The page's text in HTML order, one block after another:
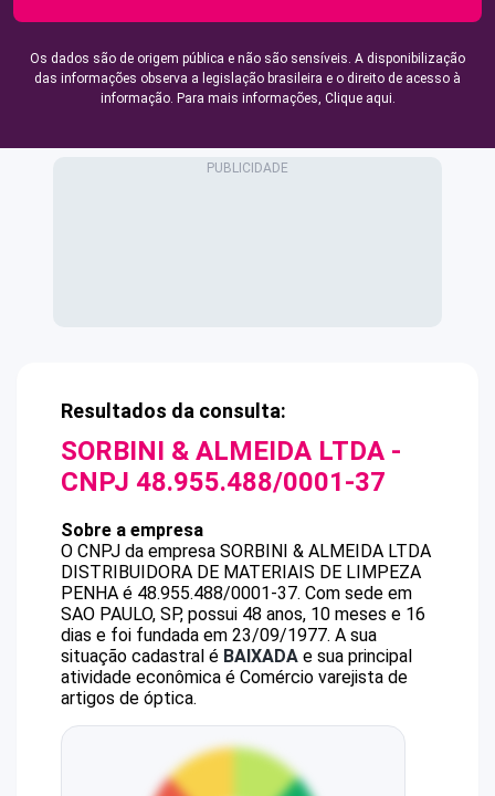
Os dados são de origem pública e não são sensíveis. A disponibilização
das informações observa a legislação brasileira e o direito de acesso à
informação. Para mais informações, Clique aqui.
Resultados da consulta:
SORBINI & ALMEIDA LTDA -
CNPJ 48.955.488/0001-37
Sobre a empresa
O CNPJ da empresa SORBINI & ALMEIDA LTDA
DISTRIBUIDORA DE MATERIAIS DE LIMPEZA
PENHA é 48.955.488/0001-37. Com sede em
SAO PAULO, SP, possui 48 anos, 10 meses e 16
dias e foi fundada em 23/09/1977. A sua
situação cadastral é BAIXADA e sua principal
atividade econômica é Comércio varejista de
artigos de óptica.